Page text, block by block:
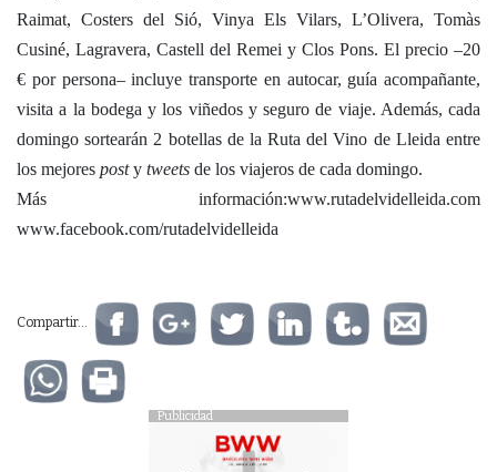
Raimat, Costers del Sió, Vinya Els Vilars, L’Olivera, Tomàs
Cusiné, Lagravera, Castell del Remei y Clos Pons. El precio –20
€ por persona– incluye transporte en autocar, guía acompañante,
visita a la bodega y los viñedos y seguro de viaje. Además, cada
domingo sortearán 2 botellas de la Ruta del Vino de Lleida entre
los mejores posty tweets de los viajeros de cada domingo.
Más información:www.rutadelvidelleida.com
www.facebook.com/rutadelvidelleida
Compartir...
Publicidad